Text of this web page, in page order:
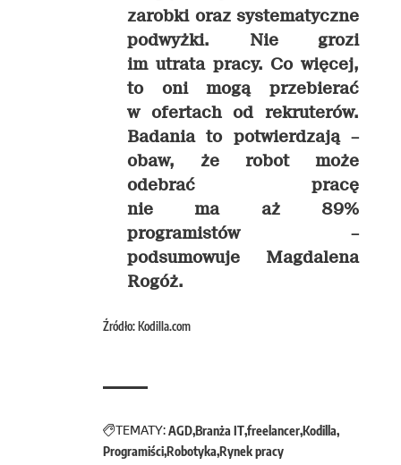
zarobki oraz systematyczne
podwyżki. Nie grozi
im utrata pracy. Co więcej,
to oni mogą przebierać
w ofertach od rekruterów.
Badania to potwierdzają –
obaw, że robot może
odebrać pracę
nie ma aż 89%
programistów –
podsumowuje Magdalena
Rogóż.
Źródło: Kodilla.com
TEMATY:AGDBranża ITfreelancerKodilla
ProgramiściRobotyka Rynek pracy